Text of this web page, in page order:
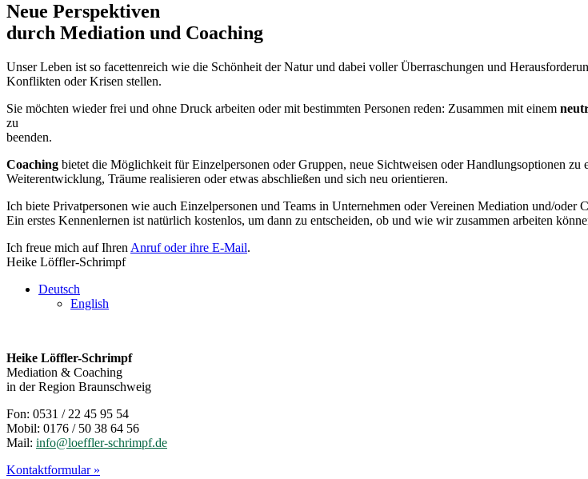
Neue Perspektiven
durch Mediation und Coaching
Unser Leben ist so facettenreich wie die Schönheit der Natur und dabei voller Überraschungen und
Konflikten oder Krisen stellen.
Sie möchten wieder frei und ohne Druck arbeiten oder mit bestimmten Personen reden: Zusammen mit einem
zu
beenden.
Coaching bietet die Möglichkeit für Einzelpersonen oder Gruppen, neue Sichtweisen oder Handlungsoptionen
Weiterentwicklung, Träume realisieren oder etwas abschließen und sich neu orientieren.
Ich biete Privatpersonen wie auch Einzelpersonen und Teams in Unternehmen oder Vereinen Mediation und/oder
Ein erstes Kennenlernen ist natürlich kostenlos, um dann zu entscheiden, ob und wie wir zusammen arbeiten
Ich freue mich auf Ihren Anruf oder ihre E-Mail.
Heike Löffler-Schrimpf
Deutsch
English
Heike Löffler-Schrimpf
Mediation & Coaching
in der Region Braunschweig
Fon: 0531 / 22 45 95 54
Mobil: 0176 / 50 38 64 56
Mail: info@loeffler-schrimpf.de
Kontaktformular »